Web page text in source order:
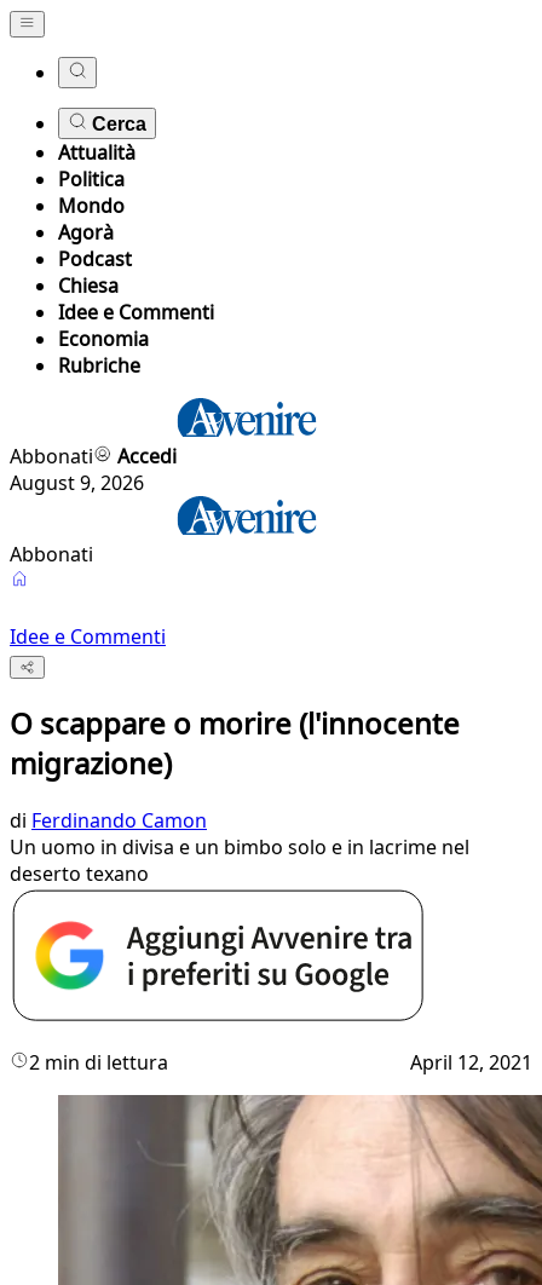
Cerca
Attualità
Politica
Mondo
Agorà
Podcast
Chiesa
Idee e Commenti
Economia
Rubriche
Abbonati
Accedi
August 9, 2026
Abbonati
Idee e Commenti
O scappare o morire (l'innocente
migrazione)
di Ferdinando Camon
Un uomo in divisa e un bimbo solo e in lacrime nel
deserto texano
2 min di lettura April 12, 2021